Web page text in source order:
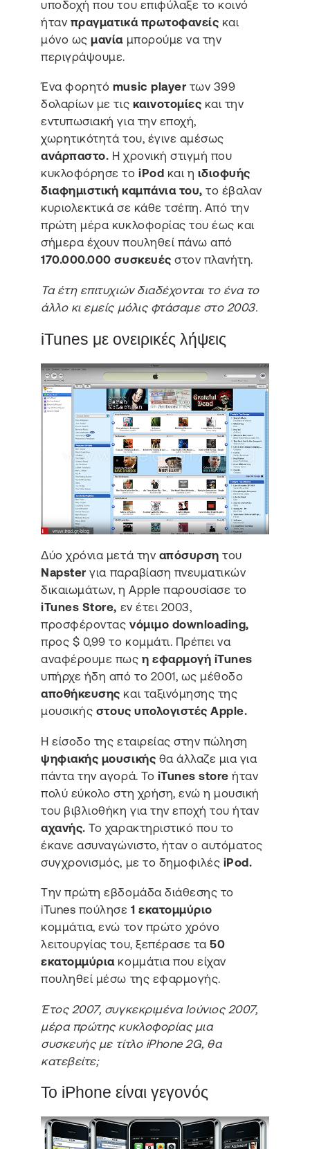
υποδοχή που του επιφύλαξε το κοινό
ήταν πραγματικά πρωτοφανείς και
μόνο ωςμανία μπορούμε να την
περιγράψουμε.
Ένα φορητό music player των 399
δολαρίων με τις καινοτομίες και την
εντυπωσιακή για την εποχή,
χωρητικότητά του, έγινε αμέσως
ανάρπαστο. Η χρονική στιγμή που
κυκλοφόρησε τοiPod και η ιδιοφυής
διαφημιστική καμπάνια του, το έβαλαν
κυριολεκτικά σε κάθε τσέπη. Από την
πρώτη μέρα κυκλοφορίας του έως και
σήμερα έχουν πουληθεί πάνω από
170.000.000 συσκευές στον πλανήτη.
Τα έτη επιτυχιών διαδέχονται το ένα το
άλλο κι εμείς μόλις φτάσαμε στο 2003.
iTunes με ονειρικές λήψεις
Δύο χρόνια μετά την απόσυρση του
Napster για παραβίαση πνευματικών
δικαιωμάτων, η Apple παρουσίασε το
iTunes Store, εν έτει 2003,
προσφέροντας νόμιμο downloading,
προς $ 0,99 το κομμάτι. Πρέπει να
αναφέρουμε πωςη εφαρμογή iTunes
υπήρχε ήδη από το 2001, ως μέθοδο
αποθήκευσης και ταξινόμησης της
μουσικής στους υπολογιστές Apple.
Η είσοδο της εταιρείας στην πώληση
ψηφιακής μουσικής θα άλλαζε μια για
πάντα την αγορά. Το iTunes store ήταν
πολύ εύκολο στη χρήση, ενώ η μουσική
του βιβλιοθήκη για την εποχή του ήταν
αχανής.Το χαρακτηριστικό που το
έκανε ασυναγώνιστο, ήταν ο αυτόματος
συγχρονισμός, με το δημοφιλές iPod.
Την πρώτη εβδομάδα διάθεσης το
iTunes πούλησε1 εκατομμύριο
κομμάτια, ενώ τον πρώτο χρόνο
λειτουργίας του, ξεπέρασε τα50
εκατομμύριακομμάτια που είχαν
πουληθεί μέσω της εφαρμογής.
Έτος 2007, συγκεκριμένα Ιούνιος 2007,
μέρα πρώτης κυκλοφορίας μια
συσκευής με τίτλο iPhone 2G, θα
κατεβείτε;
Το iPhone είναι γεγονός